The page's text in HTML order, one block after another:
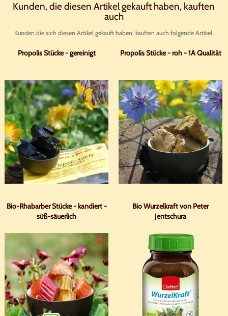
Kunden, die diesen Artikel gekauft haben, kauften
auch
Kunden die sich diesen Artikel gekauft haben, kauften auch folgende Artikel.
Propolis Stücke - gereinigt Propolis Stücke - roh - 1A Qualität
Bio-Rhabarber Stücke - kandiert -
süß-säuerlich
Bio Wurzelkraft von Peter
Jentschura